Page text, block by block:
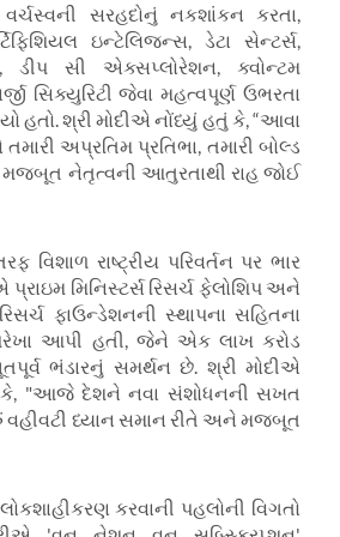
સરહદોનું નકશાંકન કરતા,
ઇન્ટેલિજન્સ, ડેટા સેન્ટર્સ,
ડીપ સી એક્સપ્લોરેશન, ક્વોન્ટમ
સિક્યુરિટી જેવા મહત્વપૂર્ણ ઉભરતા
હતો. શ્રી મોદીએ નોંધ્યું હતું કે, “આવા
અપ્રતિમ પ્રતિભા, તમારી બોલ્ડ
મજબૂત નેતૃત્વની આતુરતાથી રાહ જોઈ
રાષ્ટ્રીય પરિવર્તન પર ભાર
મિનિસ્ટર્સ રિસર્ચ ફેલોશિપ અને
ફાઉન્ડેશનની સ્થાપના સહિતના
આપી હતી, જેને એક લાખ કરોડ
ભંડારનું સમર્થન છે. શ્રી મોદીએ
"આજે દેશને નવા સંશોધનની સખત
ધ્યાન સમાન રીતે અને મજબૂત
કરવાની પહલોની વિગતો